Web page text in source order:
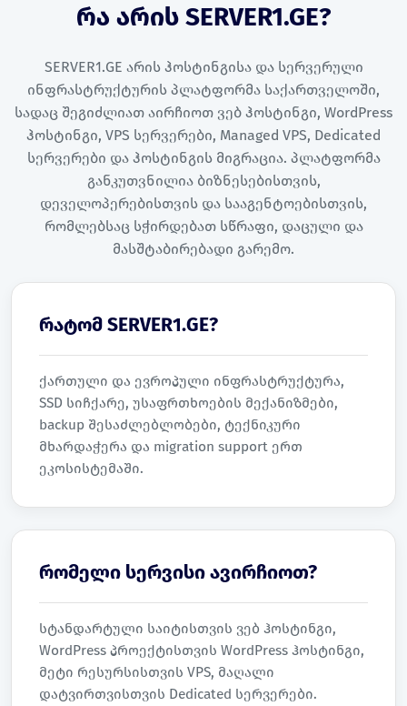
რა არის SERVER1.GE?
SERVER1.GE არის ჰოსტინგისა და სერვერული
ინფრასტრუქტურის პლატფორმა საქართველოში,
სადაც შეგიძლიათ აირჩიოთ ვებ ჰოსტინგი, WordPress
ჰოსტინგი, VPS სერვერები, Managed VPS, Dedicated
სერვერები და ჰოსტინგის მიგრაცია. პლატფორმა
განკუთვნილია ბიზნესებისთვის,
დეველოპერებისთვის და სააგენტოებისთვის,
რომლებსაც სჭირდებათ სწრაფი, დაცული და
მასშტაბირებადი გარემო.
რატომ SERVER1.GE?
ქართული და ევროპული ინფრასტრუქტურა,
SSD სიჩქარე, უსაფრთხოების მექანიზმები,
backup შესაძლებლობები, ტექნიკური
მხარდაჭერა და migration support ერთ
ეკოსისტემაში.
რომელი სერვისი ავირჩიოთ?
სტანდარტული საიტისთვის ვებ ჰოსტინგი,
WordPress პროექტისთვის WordPress ჰოსტინგი,
მეტი რესურსისთვის VPS, მაღალი
დატვირთვისთვის Dedicated სერვერები.